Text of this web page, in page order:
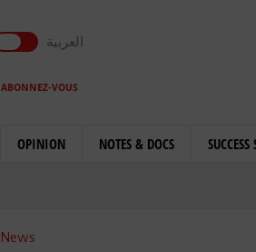
العربية
ABONNEZ-VOUS
OPINION NOTES & DOCS SUCCESS
News